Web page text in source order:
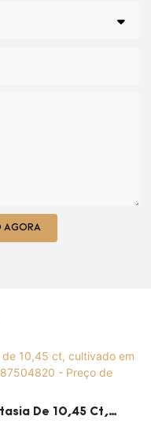
AGORA
De 10,45 Ct,